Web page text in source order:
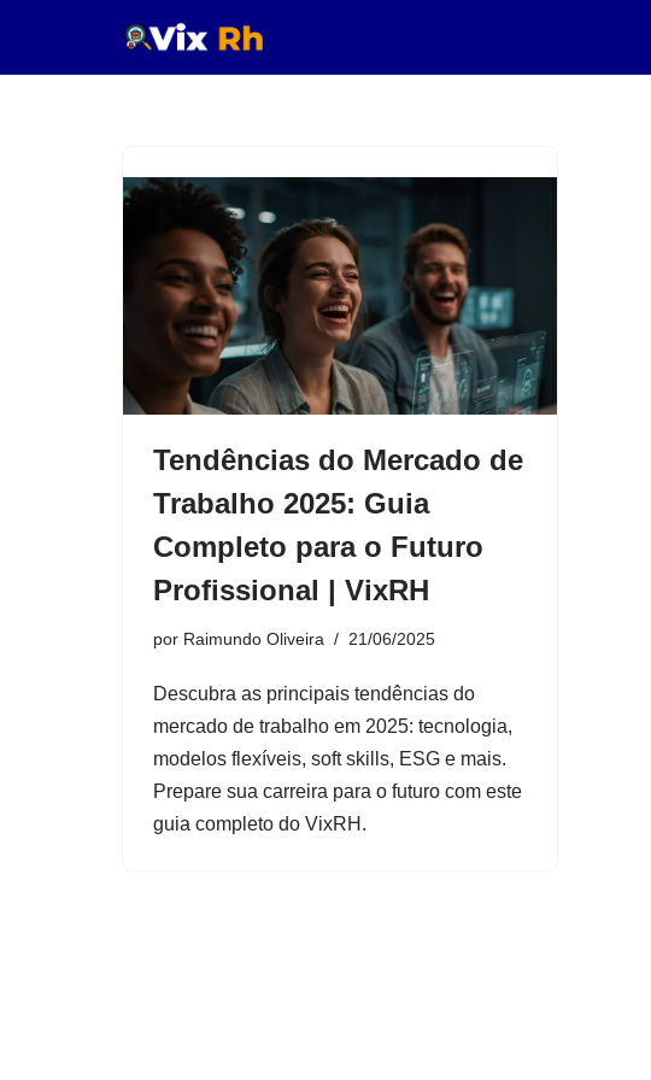
Tendências do Mercado de
Trabalho 2025: Guia
Completo para o Futuro
Profissional | VixRH
por Raimundo Oliveira 21/06/2025
Descubra as principais tendências do
mercado de trabalho em 2025: tecnologia,
modelos flexíveis, soft skills, ESG e mais.
Prepare sua carreira para o futuro com este
guia completo do VixRH.